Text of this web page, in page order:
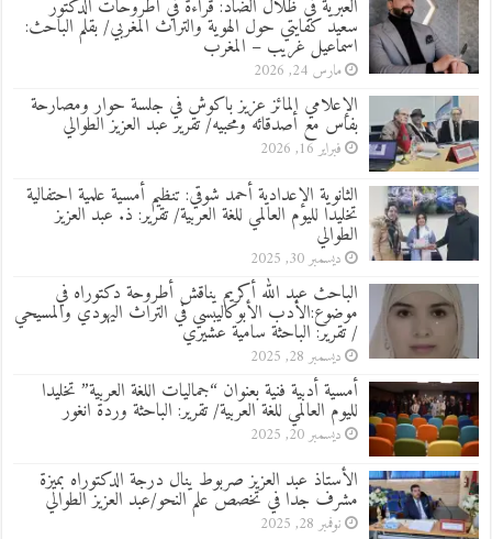
العبرية في ظلال الضاد: قراءة في أطروحات الدكتور
سعيد كفايتي حول الهوية والتراث المغربي/ بقلم الباحث:
اسماعيل غريب – المغرب
مارس 24, 2026
الإعلامي المائز عزيز باكوش في جلسة حوار ومصارحة
بفاس مع أصدقائه ومحبيه/ تقرير عبد العزيز الطوالي
فبراير 16, 2026
الثانوية الإعدادية أحمد شوقي: تنظيم أمسية علمية احتفالية
تخليدا لليوم العالمي للغة العربية/ تقرير: ذ. عبد العزيز
الطوالي
ديسمبر 30, 2025
الباحث عبد الله أكريم يناقش أطروحة دكتوراه في
موضوع:الأدب الأبوكاليبسي في التراث اليهودي والمسيحي
/ تقرير: الباحثة سامية عشيري
ديسمبر 28, 2025
أمسية أدبية فنية بعنوان “جماليات اللغة العربية” تخليدا
لليوم العالمي للغة العربية/ تقرير: الباحثة وردة انغور
ديسمبر 20, 2025
الأستاذ عبد العزيز صربوط ينال درجة الدكتوراه بميزة
مشرف جدا في تخصص علم النحو/عبد العزيز الطوالي
نوفمبر 28, 2025